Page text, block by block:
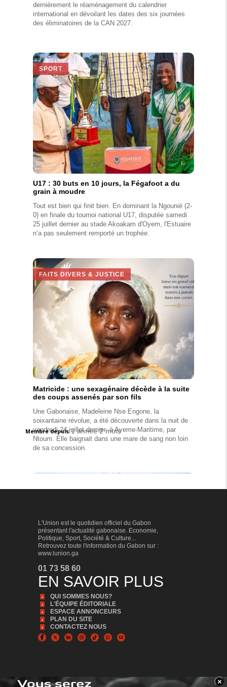
dernièrement le réaménagement du calendrier
international en dévoilant les dates des six journées
des éliminatoires de la CAN 2027.
SPORT
U17 : 30 buts en 10 jours, la Fégafoot a du
grain à moudre
Tout est bien qui finit bien. En dominant la Ngounié (2-
0) en finale du tournoi national U17, disputée samedi
25 juillet dernier au stade Akoakam d'Oyem, l'Estuaire
n’a pas seulement remporté un trophée.
FAITS DIVERS & JUSTICE
Matricide : une sexagénaire décède à la suite
des coups assenés par son fils
Une Gabonaise, Madeleine Nse Engone, la
soixantaine révolue, a été découverte dans la nuit de
vendredi 24 juillet dernier, à Ayeme-Maritime, par
Ntoum. Elle baignait dans une mare de sang non loin
de sa concession.
SPORT
Football/Tournoi national U17 2026 : l’Estuaire
vainqueur
Le verdict est tombé samedi au terme du tournoi
national U17 masculin disputé au stade d'Akoakam
(Oyem) et qui a vu l'Estuaire décrocher le titre de
Membre depuis1 année 2 mois
×
L'Union est le quotidien officiel du Gabon
présentant l'actualité gabonaise. Economie,
Politique, Sport, Société & Culture...
Retrouvez toute l'information du Gabon sur :
www.lunion.ga
01 73 58 60
EN SAVOIR PLUS
QUI SOMMES NOUS?
L'ÉQUIPE ÉDITORIALE
ESPACE ANNONCEURS
PLAN DU SITE
CONTACTEZ NOUS